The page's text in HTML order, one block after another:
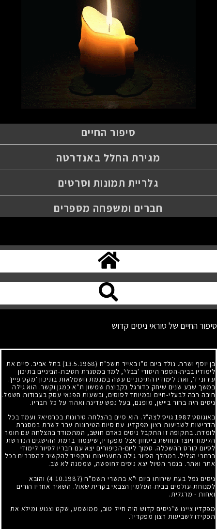
סיפור החיים
מגירת החלל באנדרטה
גלריית תמונות וסרטים
חברים ומשפחה מספרים
סיפור החיים של טוראי ניסים קדוש
בן יוסף ושרה. נולד ביום ט"ו באייר תשכ"ח (13.5.1968)
בתל אביב. סיים את
לימודיו בבית-הספר היסודי 'בבלי', למד במסגרת חטיבת-הביניים בתיכון
עירוני ד', ואת לימודיו התיכוניים עשה במגמת חשמלאות בתיכון 'מקס פיין'.
במשך שבע שנים שיחק כדורגל בקבוצת שמשון ת"א כמגן וקשר. הוא גילה
חיבה רבה לבעלי-חיים ובמיוחד לסוסים, ובשעות הפנאי עסק בעבודות חשמל.
ניסים היה בחור ביישן, מופנם, בעל נפש עדינה ואהוד על כל חבריו.
באוגוסט 1987גויס לצה"ל. הוא סיים בהצלחה טירונות בכרמיאל ועמד בכל
הדרישות לשביעות רצון מפקדיו. עם סיום הטירונות עבר לשרת במסגרת
לומדת. בתקופה זו התקבל ניסים כאדם חושב, המתמודד בהצלחה עם חומר
הלימוד ויוצר תחושת ביטחון אצל מפקדיו, שיעמוד ברמת ההישגים הנדרשת
לסיום קורס ההשכלה. סמוך ליום-הכיפורים יצא עם חבריו לסיור לימודי
ברחבי הגליל. במהלך הסיור גילה התעניינות והקפיד להקשיב להסברים בכל
אתר ואתר. בגמר הטיול יצא ניסים לחופשה, שממנה לא שב.
ניסים נפל בעת שירותו ביום י"א בתשרי תשמ"ח (4.10.1987)
והובא
למנוחת-עולמים בבית-העלמין הצבאי בקרית שאול. השאיר אחריו הורים
ואחות - מרגלית.
מפקדיו ציינו ש"ניסים קדוש היה חייל טוב, ממושמע, שקט וצנוע ומילא את
תפקידו לשביעות רצון מפקדיו".